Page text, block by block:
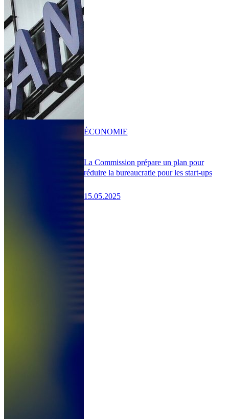
La Commission prépare un plan pour
réduire la bureaucratie pour les start-ups
15.05.2025
ÉCONOMIE